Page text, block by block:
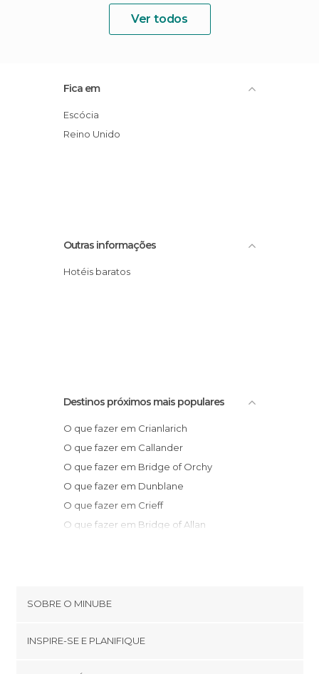
Ver todos
Fica em
Escócia
Reino Unido
Outras informações
Hotéis baratos
Destinos próximos mais populares
O que fazer em Crianlarich
O que fazer em Callander
O que fazer em Bridge of Orchy
O que fazer em Dunblane
O que fazer em Crieff
O que fazer em Bridge of Allan
O que fazer em Falkirk
O que fazer em Pitlochry
SOBRE O MINUBE
INSPIRE-SE E PLANIFIQUE
footer@item_discovertips_anchor